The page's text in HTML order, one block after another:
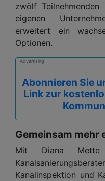
zwölf
eigenen
erweitert ein
Optionen.
Advertising
Abonnieren Sie
Link zur
Gemeinsam mehr
Mit Diana
Kanalinspektion und